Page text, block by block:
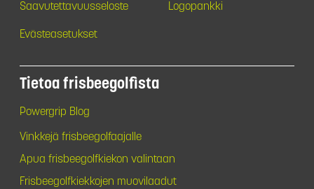
Saavutettavuusseloste Logopankki
Evästeasetukset
Tietoa frisbeegolfista
Powergrip Blog
Vinkkejä frisbeegolfaajalle
Apua frisbeegolfkiekon valintaan
Frisbeegolfkiekkojen muovilaadut